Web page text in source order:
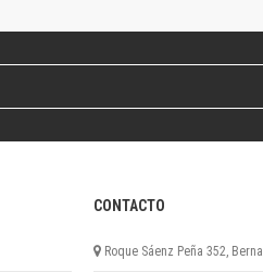
CONTACTO
Roque Sáenz Peña 352, Bernal